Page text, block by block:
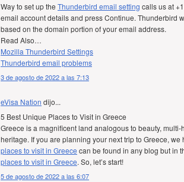
Way to set up the Thunderbird email setting calls us at
email account details and press Continue. Thunderbird
based on the domain portion of your email address.
Read Also…
Mozilla Thunderbird Settings
Thunderbird email problems
3 de agosto de 2022 a las 7:13
eVisa Nation dijo...
5 Best Unique Places to Visit in Greece
Greece is a magnificent land analogous to beauty,
heritage. If you are planning your next trip to Greece,
places to visit in Greece can be found in any blog but in
places to visit in Greece. So, let’s start!
5 de agosto de 2022 a las 6:07